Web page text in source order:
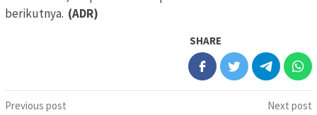
berikutnya. (ADR)
SHARE
Post
Previous post
Next post